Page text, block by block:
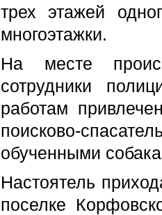
трех этажей
многоэтажки.
На месте
сотрудники
работам
поисково-
обученными
Настоятель
поселке